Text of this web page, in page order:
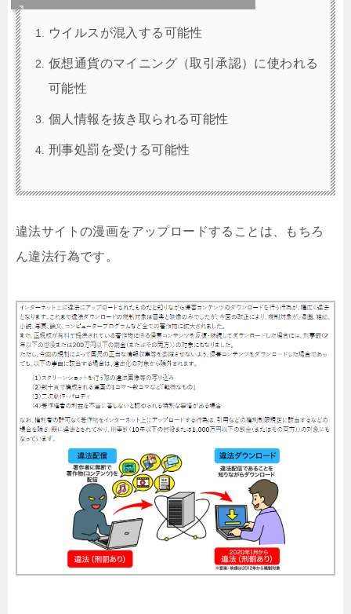
ウイルスが混入する可能性
仮想通貨のマイニング（取引承認）に使われる
可能性
個人情報を抜き取られる可能性
刑事処罰を受ける可能性
違法サイトの漫画をアップロードすることは、もちろ
ん違法行為です。